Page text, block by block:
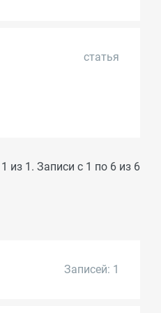
статья
из 1. Записи с 1 по 6 из 6
Записей: 1